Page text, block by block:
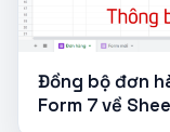
Đồng bộ đơn
Form 7 về